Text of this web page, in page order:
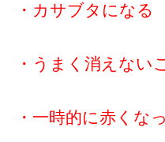
・カサブタになる
・うまく消えない
・一時的に赤くな